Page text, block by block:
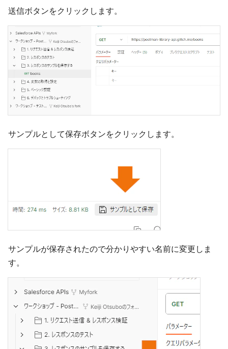
送信ボタンをクリックします。
サンプルとして保存ボタンをクリックします。
サンプルが保存されたので分かりやすい名前に変更しま
す。